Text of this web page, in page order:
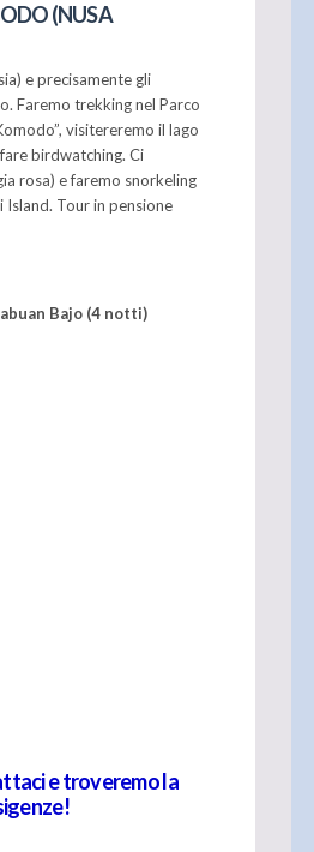
(NUSA
e precisamente gli
Faremo trekking nel Parco
visitereremo il lago
birdwatching. Ci
rosa) e faremo snorkeling
Island. Tour in pensione
Bajo (4 notti)
e troveremo la